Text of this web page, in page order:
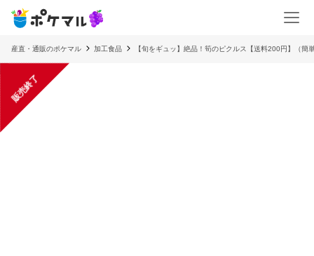
産直・通販のポケマル 加工食品 【旬をギュッ】絶品！筍のピクルス【送料200円】（簡
販売終了